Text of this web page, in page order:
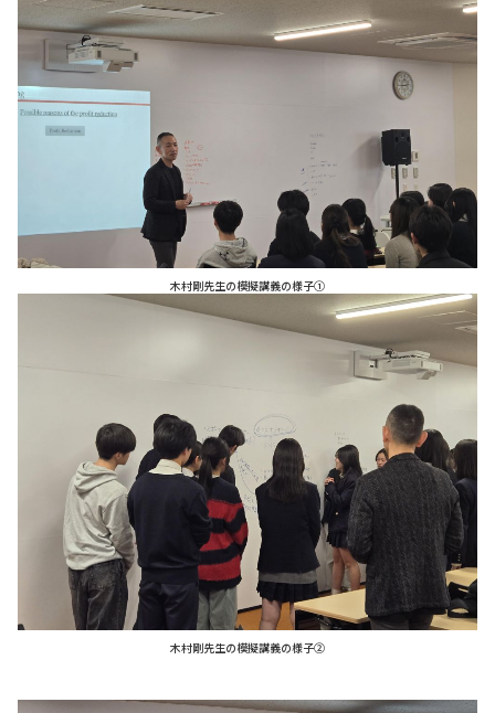
木村剛先生の模擬講義の様子①
木村剛先生の模擬講義の様子②